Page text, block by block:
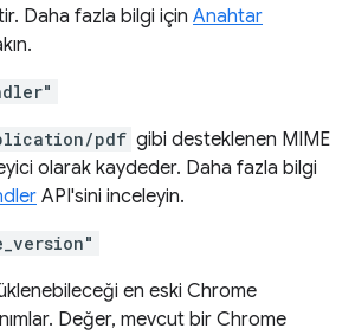
Daha fazla bilgi için Anahtar
pdf gibi desteklenen MIME
olarak kaydeder. Daha fazla bilgi
API'sini inceleyin.
en eski Chrome
Değer, mevcut bir Chrome